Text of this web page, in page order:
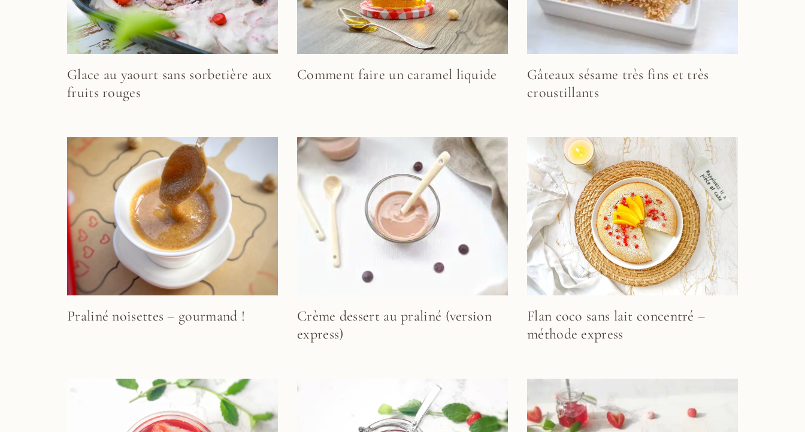
Glace au yaourt sans sorbetière aux
fruits rouges
Comment faire un caramel liquide
Gâteaux sésame très fins et très
croustillants
Praliné noisettes – gourmand !
Crème dessert au praliné (version
express)
Flan coco sans lait concentré –
méthode express